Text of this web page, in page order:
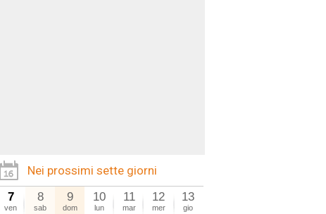
Nei prossimi sette giorni
7
ven
8
sab
9
dom
10
lun
11
mar
12
mer
13
gio